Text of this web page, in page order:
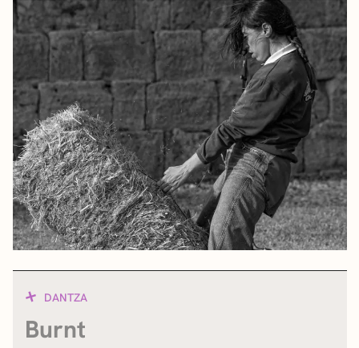
DANTZA
Burnt